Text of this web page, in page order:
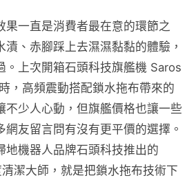
果一直是消費者最在意的環節之
、赤腳踩上去濕濕黏黏的體驗，
。上次開箱石頭科技旗艦機 Saros
，高頻震動搭配鎖水拖布帶來的
不少人心動，但旗艦價格也讓一些
網友留言問有沒有更平價的選擇。
地機器人品牌石頭科技推出的
潔大師，就是把鎖水拖布技術下